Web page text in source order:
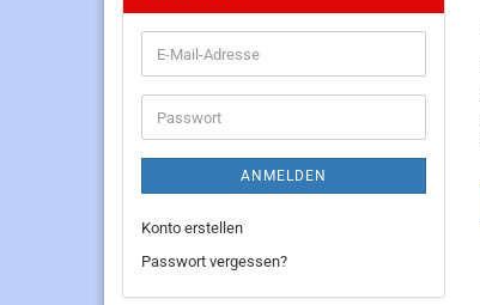
E-
Mail-
Adresse
Passwort
ANMELDEN
Konto erstellen
Passwort vergessen?